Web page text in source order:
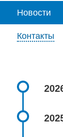
Новости
Контакты